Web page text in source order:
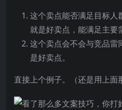
这个卖点能否满足目标
就是好卖点，能满足主要
这个卖点会不会与竞品
是好卖点。
直接上个例子。（还是用上面